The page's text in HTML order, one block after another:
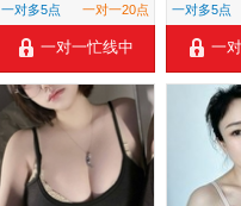
一对多5点 一对一20点
一对一忙线中
一对多5点
一